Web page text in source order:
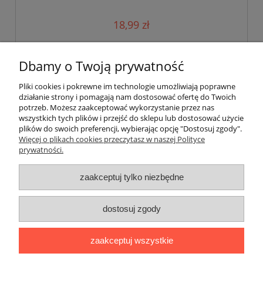
18,99 zł
Pomoc
Moje konto
Płatności i dostawa
Informacje
Dbamy o Twoją prywatność
Pliki cookies i pokrewne im technologie umożliwiają poprawne
działanie strony i pomagają nam dostosować ofertę do Twoich
potrzeb. Możesz zaakceptować wykorzystanie przez nas
wszystkich tych plików i przejść do sklepu lub dostosować użycie
plików do swoich preferencji, wybierając opcję "Dostosuj zgody".
Więcej o plikach cookies przeczytasz w naszej Polityce
prywatności.
zaakceptuj tylko niezbędne
dostosuj zgody
zaakceptuj wszystkie